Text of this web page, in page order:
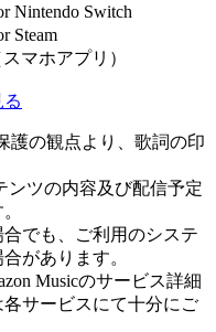
Nintendo Switch
Steam
マホアプリ）
護の観点より、歌詞の印
ンツの内容及び配信予定
でも、ご利用のシステ
があります。
Musicのサービス詳細
サービスにて十分にご